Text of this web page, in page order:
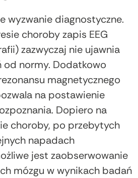
wyzwanie diagnostyczne.
choroby zapis EEG
zazwyczaj nie ujawnia
od normy. Dodatkowo
magnetycznego
na postawienie
Dopiero na
choroby, po przebytych
napadach
jest zaobserwowanie
mózgu w wynikach badań